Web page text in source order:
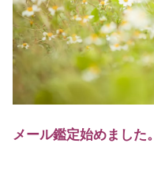
メール鑑定始めました。